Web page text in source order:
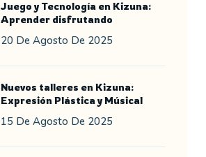
Juego y Tecnología en Kizuna:
Aprender disfrutando
20 De Agosto De 2025
Nuevos talleres en Kizuna:
Expresión Plástica y Músical
15 De Agosto De 2025